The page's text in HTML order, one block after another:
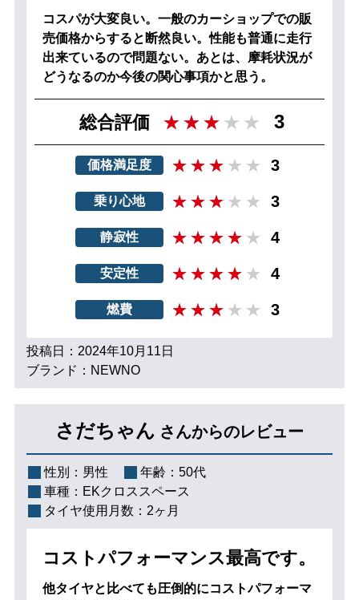
コスパが大変良い。一般のカーショップでの販
売価格からすると断然良い。性能も普通に走行
出来ているので問題ない。あとは、摩耗状況が
どうなるのか今後の関心事項かと思う。
総合評価 3
価格満足度 3
乗り心地 3
静寂性 4
安定性 4
燃費 3
投稿日：2024年10月11日
ブランド：NEWNO
さだちゃん さんからのレビュー
性別： 男性 年齢： 50代
車種： EKクロススペース
タイヤ使用月数： 2ヶ月
コストパフォーマンス最高です。
他タイヤと比べても圧倒的にコストパフォーマ